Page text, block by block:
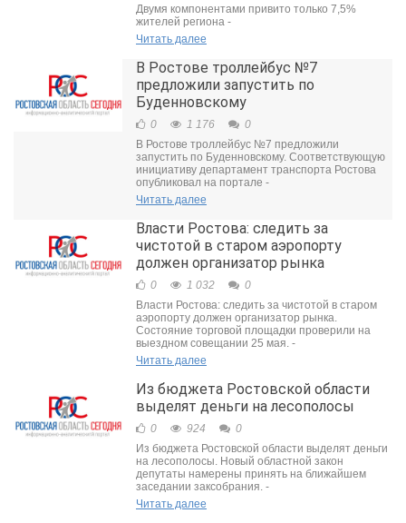
Двумя компонентами привито только 7,5%
жителей региона -
Читать далее
В Ростове троллейбус №7
предложили запустить по
Буденновскому
0 1 176
0
В Ростове троллейбус №7 предложили
запустить по Буденновскому. Соответствующую
инициативу департамент транспорта Ростова
опубликовал на портале -
Читать далее
Власти Ростова: следить за
чистотой в старом аэропорту
должен организатор рынка
0 1 032
0
Власти Ростова: следить за чистотой в старом
аэропорту должен организатор рынка.
Состояние торговой площадки проверили на
выездном совещании 25 мая. -
Читать далее
Из бюджета Ростовской области
выделят деньги на лесополосы
0 924
0
Из бюджета Ростовской области выделят деньги
на лесополосы. Новый областной закон
депутаты намерены принять на ближайшем
заседании заксобрания. -
Читать далее